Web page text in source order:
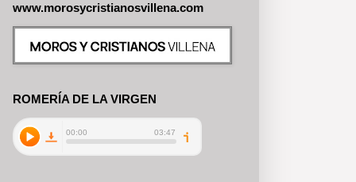
www.morosycristianosvillena.com
ROMERÍA DE LA VIRGEN